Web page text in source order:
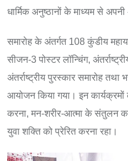
धार्मिक अनुष्ठानों के माध्यम से
समारोह के अंतर्गत 108 कुंडीय
सीजन-3 पोस्टर लॉन्चिंग,
अंतर्राष्ट्रीय पुरस्कार समारोह
आयोजन किया गया। इन कार्यक्रमों
करना, मन-शरीर-आत्मा के संतुलन
युवा शक्ति को प्रेरित करना रहा।